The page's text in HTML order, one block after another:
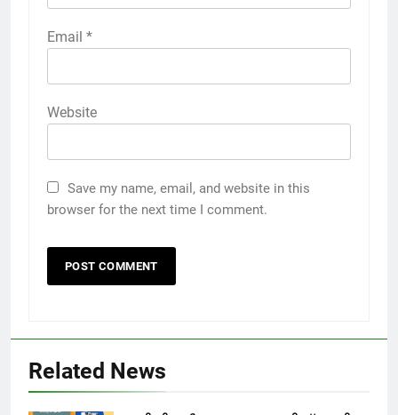
Email *
Website
Save my name, email, and website in this
browser for the next time I comment.
Related News